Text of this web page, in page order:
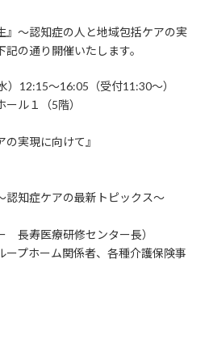
』～認知症の人と地域包括ケアの実
の通り開催いたします。
）12:15～16:05（受付11:30～）
ル１（5階）
の実現に向けて』
認知症ケアの最新トピックス～
長寿医療研修センター長）
ープホーム関係者、各種介護保険事